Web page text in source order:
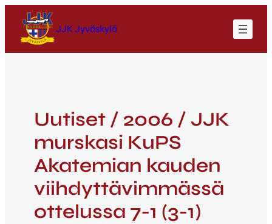
JJK Jyväskylä
Uutiset / 2006 / JJK
murskasi KuPS
Akatemian kauden
viihdyttävimmässä
ottelussa 7-1 (3-1)